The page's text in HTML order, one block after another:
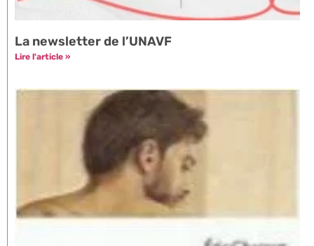
La newsletter de l’UNAVF
Lire l'article »